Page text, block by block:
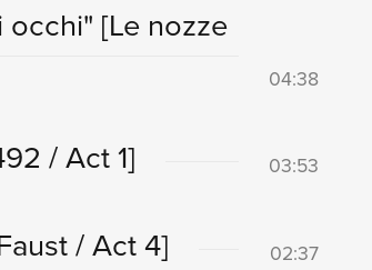
occhi" [Le nozze
04:38
/ Act 1] 03:53
/ Act 4] 02:37